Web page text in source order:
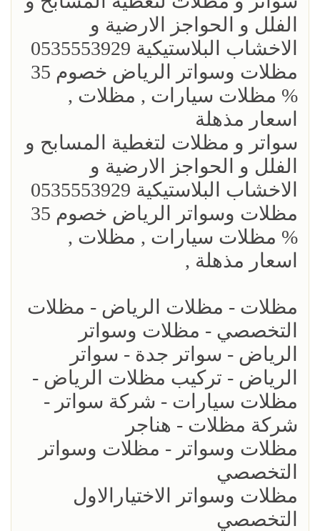
الفلل و الحواجز الارضية و
الاخشاب البلاستيكية 0535553929
مظلات وسواتر الرياض خصوم 35
% مظلات سيارات , مظلات ,
اسعار مذهلة
سواتر و مظلات لتغطية المسابح و
الفلل و الحواجز الارضية و
الاخشاب البلاستيكية 0535553929
مظلات وسواتر الرياض خصوم 35
% مظلات سيارات , مظلات ,
اسعار مذهلة ,
مظلات - مظلات الرياض - مظلات
التخصصي - مظلات وسواتر
الرياض - سواتر جدة - سواتر
الرياض - تركيب مظلات الرياض -
مظلات سيارات - شركة سواتر -
شركة مظلات - هناجر
مظلات وسواتر - مظلات وسواتر
التخصصي
مظلات وسواتر الاختيارالاول
التخصصي